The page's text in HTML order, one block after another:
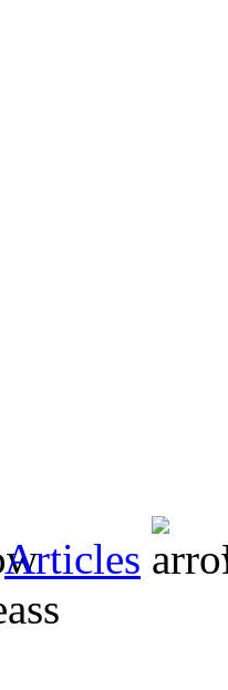
Articles